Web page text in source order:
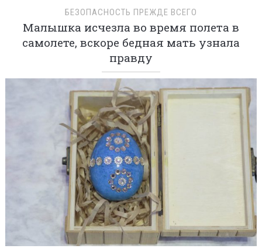
БЕЗОПАСНОСТЬ ПРЕЖДЕ ВСЕГО
Малышка исчезла во время полета в
самолете, вскоре бедная мать узнала
правду